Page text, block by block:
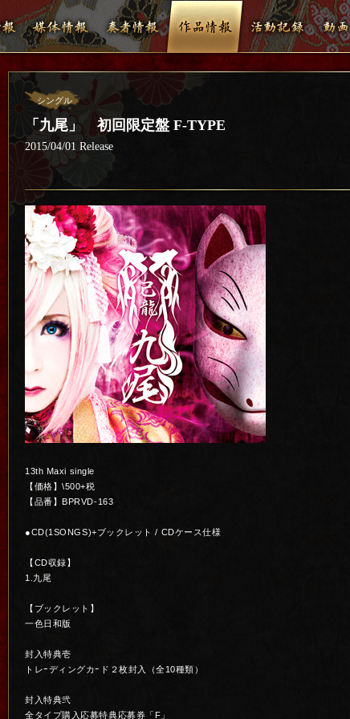
シングル
「九尾」 初回限定盤 F-TYPE
2015/04/01 Release
13th Maxi single
【価格】\500+税
【品番】BPRVD-163
●CD(1SONGS)+ブックレット / CDケース仕様
【CD収録】
1.九尾
【ブックレット】
一色日和版
封入特典壱
トレｰディングカｰド２枚封入（全10種類）
封入特典弐
全タイプ購入応募特典応募券「F」